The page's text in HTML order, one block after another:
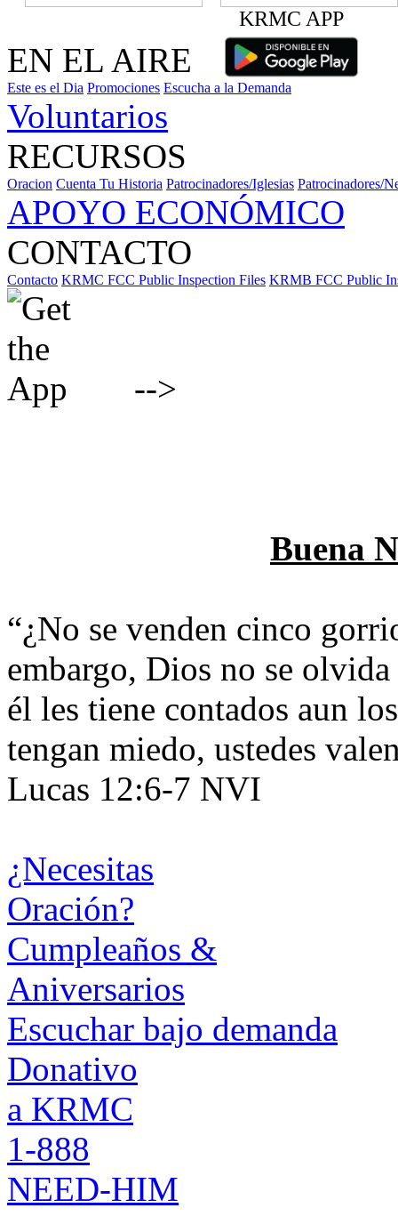
KRMC APP
EN EL AIRE
Este es el Dia Promociones Escucha a la Demanda
Voluntarios
RECURSOS
Oracion Cuenta Tu Historia Patrocinadores/Iglesias Patrocinadores/
APOYO ECONÓMICO
CONTACTO
Contacto KRMC FCC Public Inspection Files KRMB FCC Public
-->
Buena
“¿No se venden cinco
embargo, Dios no se
él les tiene contados aun
tengan miedo, ustedes
Lucas 12:6-7 NVI
¿Necesitas
Oración?
Cumpleaños &
Aniversarios
Escuchar bajo demanda
Donativo
a KRMC
1-888
NEED-HIM